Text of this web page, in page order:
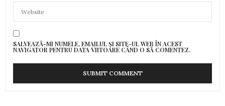
SALVEAZĂ-MI NUMELE, EMAILUL ȘI SITE-UL WEB ÎN ACEST
NAVIGATOR PENTRU DATA VIITOARE CÂND O SĂ COMENTEZ.